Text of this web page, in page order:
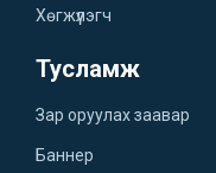
Хөгжүүлэгч
Тусламж
Зар оруулах заавар
Баннер